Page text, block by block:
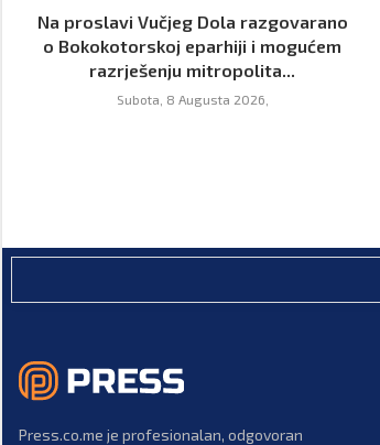
Na proslavi Vučjeg Dola razgovarano
o Bokokotorskoj eparhiji i mogućem
razrješenju mitropolita...
Subota, 8 Augusta 2026,
Press.co.me je profesionalan, odgovoran